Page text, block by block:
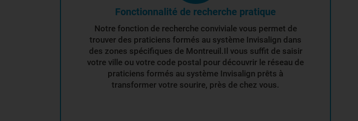
Fonctionnalité de recherche pratique
Notre fonction de recherche conviviale vous permet de
trouver des praticiens formés au système Invisalign dans
des zones spécifiques de Montreuil.Il vous suffit de saisir
votre ville ou votre code postal pour découvrir le réseau de
praticiens formés au système Invisalign prêts à
transformer votre sourire, près de chez vous.